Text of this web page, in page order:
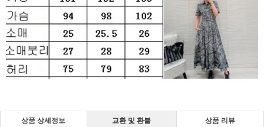
상품 상세정보 교환 및 환불 상품 리뷰